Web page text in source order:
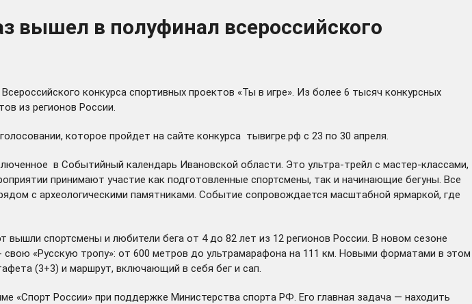
вышел в полуфинал всероссийского
конкурса спортивных проектов «Ты в игре». Из более 6 тысяч конкурсных
из регионов России.
которое пройдет на сайте конкурса тывигре.рф с 23 по 30 апреля.
в Событийный календарь Ивановской области. Это ультра-трейл с мастер-классами,
принимают участие как подготовленные спортсмены, так и начинающие бегуны. Все
с археологическими памятниками. Событие сопровождается масштабной ярмаркой, где
спортсмены и любители бега от 4 до 82 лет из 12 регионов России. В новом сезоне
«Русскую тропу»: от 600 метров до ультрамарафона на 111 км. Новыми форматами в этом
(3+3) и маршрут, включающий в себя бег и сап.
«Спорт России» при поддержке Министерства спорта РФ. Его главная задача — находить